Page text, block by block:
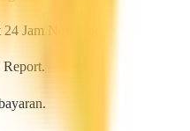
Jam Non Stop.
Report.